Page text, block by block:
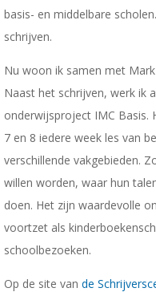
basis- en middelbare
schrijven.
Nu woon ik samen met
Naast het schrijven, werk ik
onderwijsproject IMC Basis.
7 en 8 iedere week les van
verschillende vakgebieden.
willen worden, waar hun
doen. Het zijn waardevolle
voortzet als
schoolbezoeken.
Op de site van de